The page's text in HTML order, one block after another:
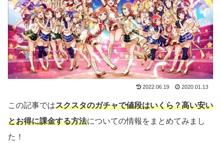
2022.06.19 2020.01.13
この記事ではスクスタのガチャで値段はいくら？高い安い
とお得に課金する方法についての情報をまとめてみまし
た！